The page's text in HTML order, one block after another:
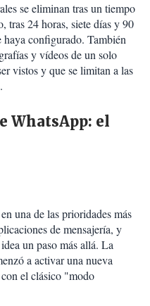
se eliminan tras un tiempo
tras 24 horas, siete días y 90
haya configurado. También
y vídeos de un solo
vistos y que se limitan a las
WhatsApp: el
una de las prioridades más
de mensajería, y
un paso más allá. La
a activar una nueva
el clásico "modo